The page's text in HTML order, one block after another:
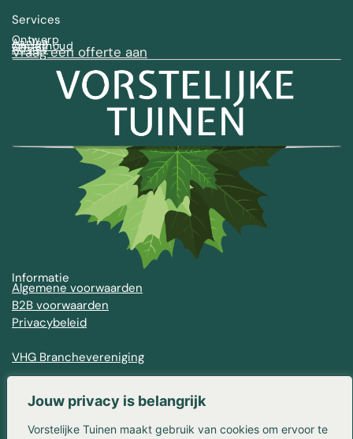
Jouw privacy is belangrijk
Vorstelijke Tuinen maakt gebruik van cookies om ervoor te
Services
Ontwerp
Aanleg
Onderhoud
Advies
Vraag een offerte aan
Informatie
Algemene voorwaarden
B2B voorwaarden
Privacybeleid
VHG Branchevereniging
Franse Kampweg 36-38
1406 NW Bussum